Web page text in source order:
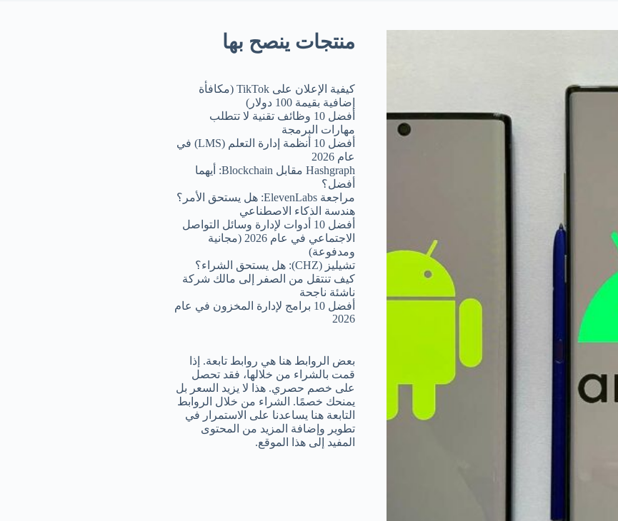
منتجات ينصح بها
كيفية الإعلان على TikTok (مكافأة
إضافية بقيمة 100 دولار)
أفضل 10 وظائف تقنية لا تتطلب
مهارات البرمجة
أفضل 10 أنظمة إدارة التعلم (LMS) في
عام 2026
Hashgraph مقابل Blockchain: أيهما
أفضل؟
مراجعة ElevenLabs: هل يستحق الأمر؟
هندسة الذكاء الاصطناعي
أفضل 10 أدوات لإدارة وسائل التواصل
الاجتماعي في عام 2026 (مجانية
ومدفوعة)
تشيليز (CHZ): هل يستحق الشراء؟
كيف تنتقل من الصفر إلى مالك شركة
ناشئة ناجحة
أفضل 10 برامج لإدارة المخزون في عام
2026
بعض الروابط هنا هي روابط تابعة. إذا
قمت بالشراء من خلالها، فقد تحصل
على خصم حصري. هذا لا يزيد السعر بل
يمنحك خصمًا. الشراء من خلال الروابط
التابعة هنا يساعدنا على الاستمرار في
تطوير وإضافة المزيد من المحتوى
المفيد إلى هذا الموقع.